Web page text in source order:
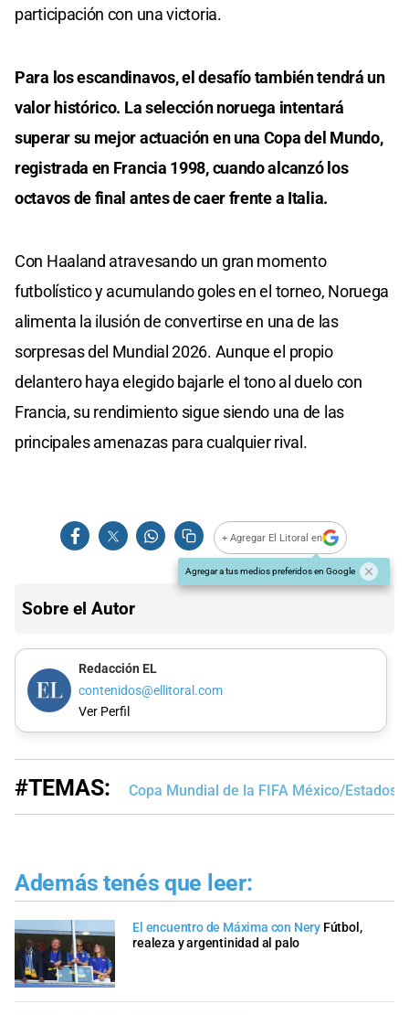
participación con una victoria.
Para los escandinavos, el desafío también tendrá un
valor histórico. La selección noruega intentará
superar su mejor actuación en una Copa del Mundo,
registrada en Francia 1998, cuando alcanzó los
octavos de final antes de caer frente a Italia.
Con Haaland atravesando un gran momento
futbolístico y acumulando goles en el torneo, Noruega
alimenta la ilusión de convertirse en una de las
sorpresas del Mundial 2026. Aunque el propio
delantero haya elegido bajarle el tono al duelo con
Francia, su rendimiento sigue siendo una de las
principales amenazas para cualquier rival.
+ Agregar El Litoral en
Agregar a tus medios preferidos en Google
Sobre el Autor
Redacción EL
contenidos@ellitoral.com
Ver Perfil
#TEMAS: Copa Mundial de la FIFA México/Estados
Además tenés que leer:
El encuentro de Máxima con Nery Fútbol,
realeza y argentinidad al palo